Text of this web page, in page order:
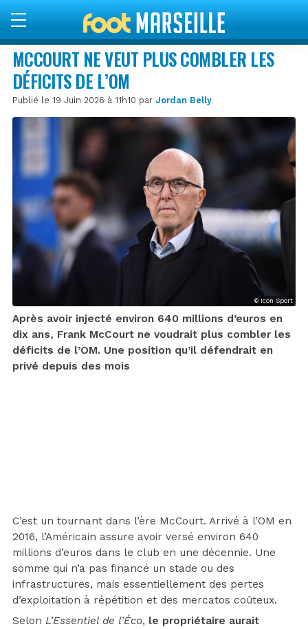
MCCOURT NE VEUT PLUS COMBLER LES
DÉFICITS DE L’OM
Publié le 19 Juin 2026 à 11h10 par Jordan Belly
© Icon Sport
Après avoir injecté environ 640 millions d’euros en
dix ans, Frank McCourt ne voudrait plus combler les
déficits de l’OM. Une position qu’il défendrait en
privé depuis des mois
C’est un tournant dans l’ère McCourt. Arrivé à l’OM en
2016, l’Américain assure avoir versé environ 640
millions d’euros dans le club en une décennie. Une
somme qui n’a pas financé un stade ou des
infrastructures, mais essentiellement des pertes
d’exploitation à répétition et des mercatos coûteux.
Selon L’Essentiel de l’Éco, le propriétaire aurait